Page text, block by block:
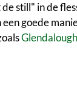
still" in de
goede
Glendalough